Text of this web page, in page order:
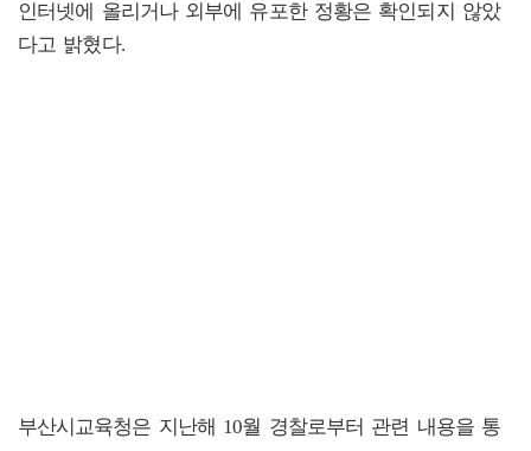
인터넷에 올리거나 외부에 유포한 정황은 확인되지 않았
다고 밝혔다.
부산시교육청은 지난해 10월 경찰로부터 관련 내용을 통